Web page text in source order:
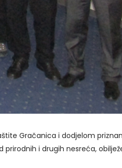
Gračanica i dodjelom
i drugih nesreća,